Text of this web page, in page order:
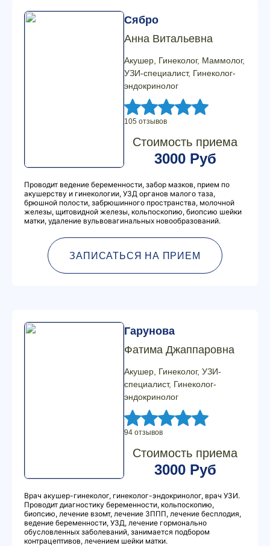
Сябро
Анна Витальевна
Акушер, Гинеколог, Маммолог,
УЗИ-специалист, Гинеколог-
эндокринолог
105 отзывов
Стоимость приема
3000 Руб
Проводит ведение беременности, забор мазков, прием по
акушерству и гинекологии, УЗД органов малого таза,
брюшной полости, забрюшинного пространства, молочной
железы, щитовидной железы, кольпоскопию, биопсию шейки
матки, удаление вульвовагинальных новообразований.
ЗАПИСАТЬСЯ НА ПРИЕМ
Гарунова
Фатима Джаппаровна
Акушер, Гинеколог, УЗИ-
специалист, Гинеколог-
эндокринолог
94 отзывов
Стоимость приема
3000 Руб
Врач акушер-гинеколог, гинеколог-эндокринолог, врач УЗИ.
Проводит диагностику беременности, кольпоскопию,
биопсию, лечение взомт, лечение ЗППП, лечение бесплодия,
ведение беременности, УЗД, лечение гормонально
обусловленных заболеваний, занимается подбором
контрацептивов, лечением шейки матки.